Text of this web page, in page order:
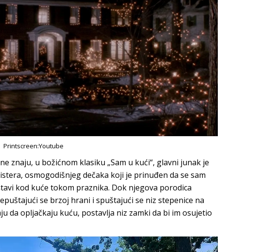
Printscreen:Youtube
znaju, u božićnom klasiku „Sam u kući“, glavni junak je
osmogodišnjeg dečaka koji je prinuđen da se sam
kod kuće tokom praznika. Dok njegova porodica
se brzoj hrani i spuštajući se niz stepenice na
da opljačkaju kuću, postavlja niz zamki da bi im osujetio